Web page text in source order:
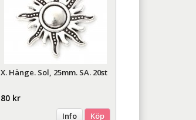
X. Hänge. Sol, 25mm. SA. 20st
80 kr
Info Köp